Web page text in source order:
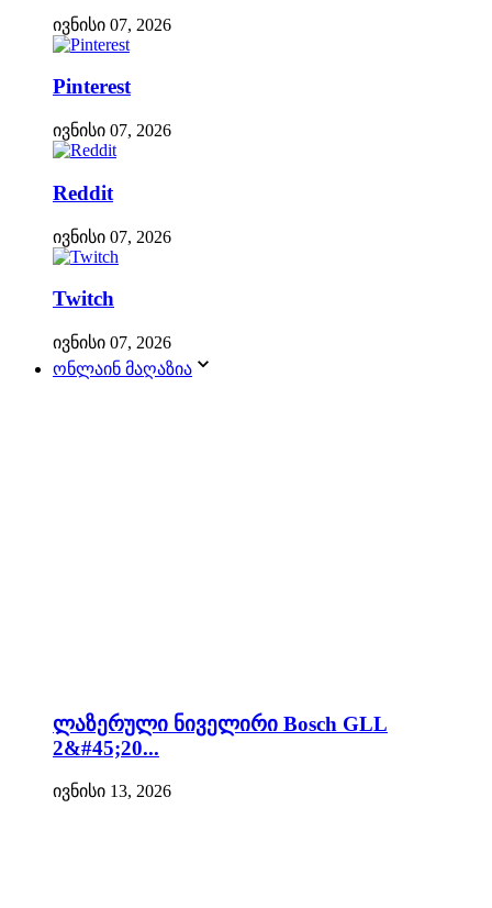
ივნისი 07, 2026
Pinterest
ივნისი 07, 2026
Reddit
ივნისი 07, 2026
Twitch
ივნისი 07, 2026
ონლაინ მაღაზია
ლაზერული ნიველირი Bosch GLL
2&#45;20...
ივნისი 13, 2026